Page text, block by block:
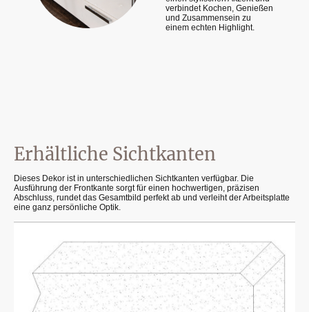
verbindet Kochen, Genießen
und Zusammensein zu
einem echten Highlight.
Erhältliche Sichtkanten
Dieses Dekor ist in unterschiedlichen Sichtkanten verfügbar. Die
Ausführung der Frontkante sorgt für einen hochwertigen, präzisen
Abschluss, rundet das Gesamtbild perfekt ab und verleiht der Arbeitsplatte
eine ganz persönliche Optik.